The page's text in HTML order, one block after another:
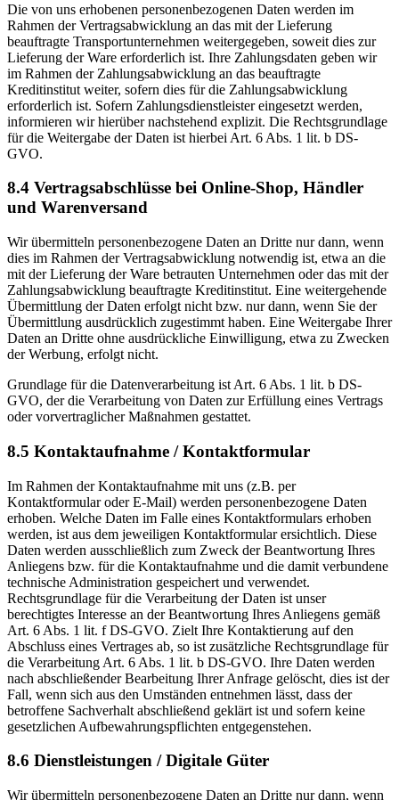
Die von uns erhobenen personenbezogenen Daten werden im
Rahmen der Vertragsabwicklung an das mit der Lieferung
beauftragte Transportunternehmen weitergegeben, soweit dies zur
Lieferung der Ware erforderlich ist. Ihre Zahlungsdaten geben wir
im Rahmen der Zahlungsabwicklung an das beauftragte
Kreditinstitut weiter, sofern dies für die Zahlungsabwicklung
erforderlich ist. Sofern Zahlungsdienstleister eingesetzt werden,
informieren wir hierüber nachstehend explizit. Die Rechtsgrundlage
für die Weitergabe der Daten ist hierbei Art. 6 Abs. 1 lit. b DS-
GVO.
8.4 Vertragsabschlüsse bei Online-Shop, Händler
und Warenversand
Wir übermitteln personenbezogene Daten an Dritte nur dann, wenn
dies im Rahmen der Vertragsabwicklung notwendig ist, etwa an die
mit der Lieferung der Ware betrauten Unternehmen oder das mit der
Zahlungsabwicklung beauftragte Kreditinstitut. Eine weitergehende
Übermittlung der Daten erfolgt nicht bzw. nur dann, wenn Sie der
Übermittlung ausdrücklich zugestimmt haben. Eine Weitergabe Ihrer
Daten an Dritte ohne ausdrückliche Einwilligung, etwa zu Zwecken
der Werbung, erfolgt nicht.
Grundlage für die Datenverarbeitung ist Art. 6 Abs. 1 lit. b DS-
GVO, der die Verarbeitung von Daten zur Erfüllung eines Vertrags
oder vorvertraglicher Maßnahmen gestattet.
8.5 Kontaktaufnahme / Kontaktformular
Im Rahmen der Kontaktaufnahme mit uns (z.B. per
Kontaktformular oder E-Mail) werden personenbezogene Daten
erhoben. Welche Daten im Falle eines Kontaktformulars erhoben
werden, ist aus dem jeweiligen Kontaktformular ersichtlich. Diese
Daten werden ausschließlich zum Zweck der Beantwortung Ihres
Anliegens bzw. für die Kontaktaufnahme und die damit verbundene
technische Administration gespeichert und verwendet.
Rechtsgrundlage für die Verarbeitung der Daten ist unser
berechtigtes Interesse an der Beantwortung Ihres Anliegens gemäß
Art. 6 Abs. 1 lit. f DS-GVO. Zielt Ihre Kontaktierung auf den
Abschluss eines Vertrages ab, so ist zusätzliche Rechtsgrundlage für
die Verarbeitung Art. 6 Abs. 1 lit. b DS-GVO. Ihre Daten werden
nach abschließender Bearbeitung Ihrer Anfrage gelöscht, dies ist der
Fall, wenn sich aus den Umständen entnehmen lässt, dass der
betroffene Sachverhalt abschließend geklärt ist und sofern keine
gesetzlichen Aufbewahrungspflichten entgegenstehen.
8.6 Dienstleistungen / Digitale Güter
Wir übermitteln personenbezogene Daten an Dritte nur dann, wenn